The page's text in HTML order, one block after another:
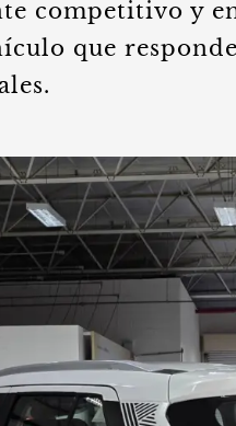
competitivo y
que